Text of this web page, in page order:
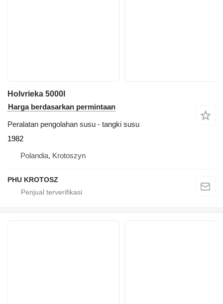
Holvrieka 5000l
Harga berdasarkan permintaan
Peralatan pengolahan susu - tangki susu
1982
Polandia, Krotoszyn
PHU KROTOSZ